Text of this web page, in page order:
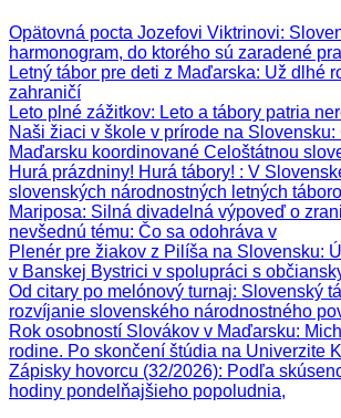
Opätovná pocta Jozefovi Viktrinovi:
harmonogram, do ktorého sú zaradené
Letný tábor pre deti z Maďarska: Už dlhé
zahraničí
Leto plné zážitkov: Leto a tábory patria
Naši žiaci v škole v prírode na Slovensku:
Maďarsku koordinované Celoštátnou
Hurá prázdniny! Hurá tábory! : V
slovenských národnostných letných
Mariposa: Silná divadelná výpoveď o
nevšednú tému: Čo sa odohráva v
Plenér pre žiakov z Pilíša na Slovensku:
v Banskej Bystrici v spolupráci s
Od citary po melónový turnaj: Slovenský
rozvíjanie slovenského národnostného
Rok osobností Slovákov v Maďarsku:
rodine. Po skončení štúdia na Univerzite
Zápisky hovorcu (32/2026): Podľa
hodiny pondelňajšieho popoludnia,